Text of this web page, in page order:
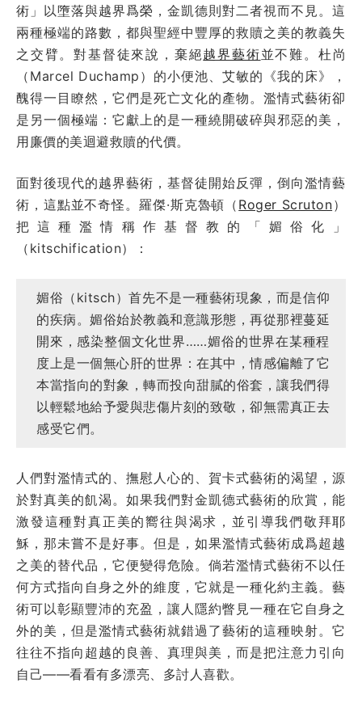
術」以墮落與越界爲榮，金凱德則對二者視而不見。這
兩種極端的路數，都與聖經中豐厚的救贖之美的教義失
之交臂。對基督徒來說，棄絕越界藝術並不難。杜尚
（Marcel Duchamp）的小便池、艾敏的《我的床》，
醜得一目瞭然，它們是死亡文化的產物。濫情式藝術卻
是另一個極端：它獻上的是一種繞開破碎與邪惡的美，
用廉價的美迴避救贖的代價。
面對後現代的越界藝術，基督徒開始反彈，倒向濫情藝
術，這點並不奇怪。羅傑·斯克魯頓（ Roger Scruton）
把這種濫情稱作基督教的「媚俗化」
（kitschification）：
媚俗（kitsch）首先不是一種藝術現象，而是信仰
的疾病。媚俗始於教義和意識形態，再從那裡蔓延
開來，感染整個文化世界……媚俗的世界在某種程
度上是一個無心肝的世界：在其中，情感偏離了它
本當指向的對象，轉而投向甜膩的俗套，讓我們得
以輕鬆地給予愛與悲傷片刻的致敬，卻無需真正去
感受它們。
人們對濫情式的、撫慰人心的、賀卡式藝術的渴望，源
於對真美的飢渴。如果我們對金凱德式藝術的欣賞，能
激發這種對真正美的嚮往與渴求，並引導我們敬拜耶
穌，那未嘗不是好事。但是，如果濫情式藝術成爲超越
之美的替代品，它便變得危險。倘若濫情式藝術不以任
何方式指向自身之外的維度，它就是一種化約主義。藝
術可以彰顯豐沛的充盈，讓人隱約瞥見一種在它自身之
外的美，但是濫情式藝術就錯過了藝術的這種映射。它
往往不指向超越的良善、真理與美，而是把注意力引向
自己——看看有多漂亮、多討人喜歡。